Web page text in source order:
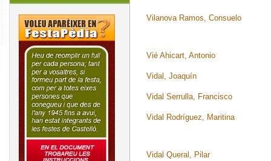
Vilanova Ramos, Consuelo
Vié Ahicart, Antonio
Vidal, Joaquín
Vidal Serrulla, Francisco
Vidal Rodríguez, Maritina
Vidal Queral, Pilar